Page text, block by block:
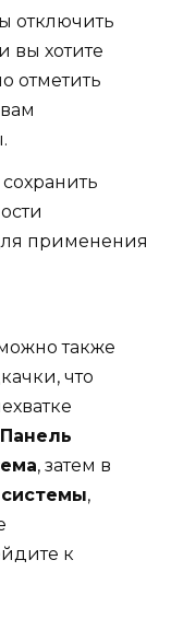
отключить
вы хотите
отметить
применения
также
что
Панель
, затем в
,
к